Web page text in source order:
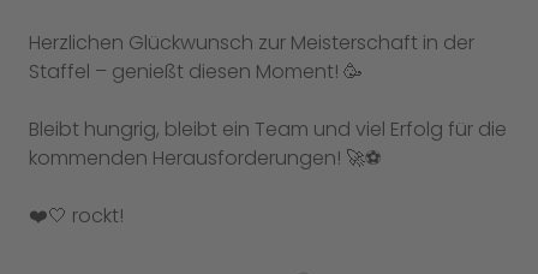
Herzlichen Glückwunsch zur Meisterschaft in der
Staffel – genießt diesen Moment! 🥳
Bleibt hungrig, bleibt ein Team und viel Erfolg für die
kommenden Herausforderungen! 🚀⚽
❤️🤍 rockt!